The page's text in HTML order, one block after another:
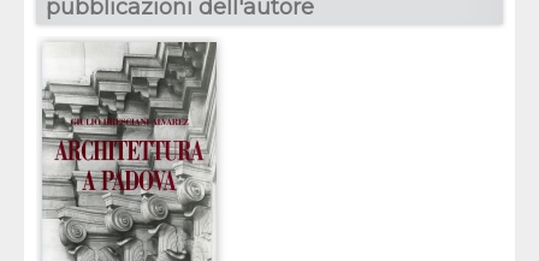
pubblicazioni dell'autore